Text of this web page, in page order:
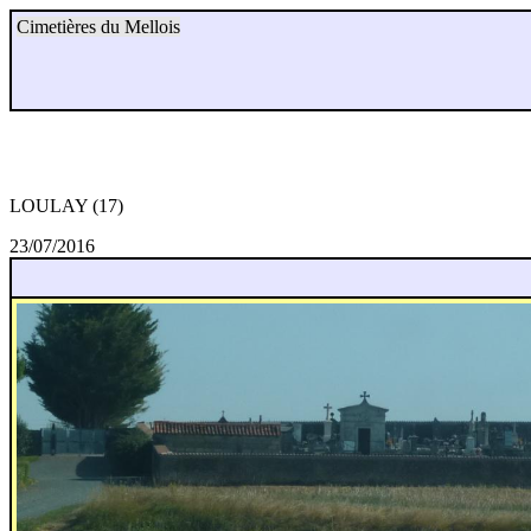
Cimetières du Mellois
LOULAY (17)
23/07/2016